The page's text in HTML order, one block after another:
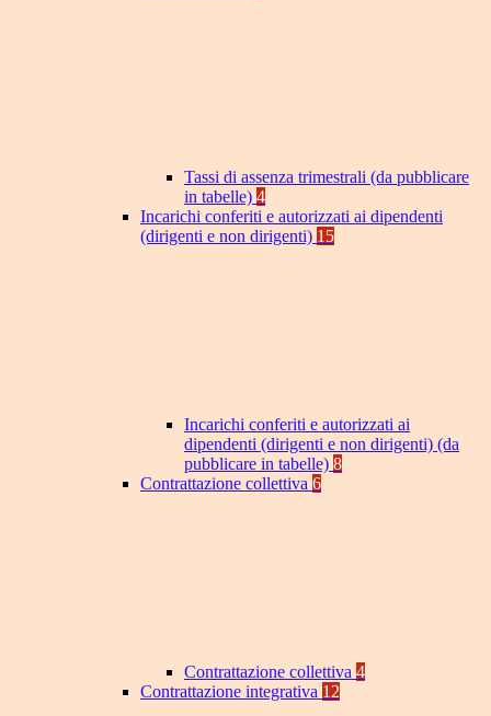
Tassi di assenza trimestrali (da pubblicare
in tabelle) 4
Incarichi conferiti e autorizzati ai dipendenti
(dirigenti e non dirigenti) 15
Incarichi conferiti e autorizzati ai
dipendenti (dirigenti e non dirigenti) (da
pubblicare in tabelle) 8
Contrattazione collettiva 6
Contrattazione collettiva 4
Contrattazione integrativa 12